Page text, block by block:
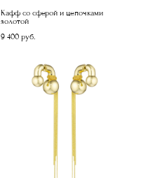
Кафф со сферой и цепочками
золотой
9 400 pуб.